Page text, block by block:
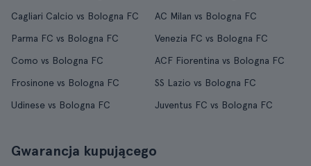
Cagliari Calcio vs Bologna FC
AC Milan vs Bologna FC
Parma FC vs Bologna FC
Venezia FC vs Bologna FC
Como vs Bologna FC
ACF Fiorentina vs Bologna FC
Frosinone vs Bologna FC
SS Lazio vs Bologna FC
Udinese vs Bologna FC
Juventus FC vs Bologna FC
Gwarancja kupującego